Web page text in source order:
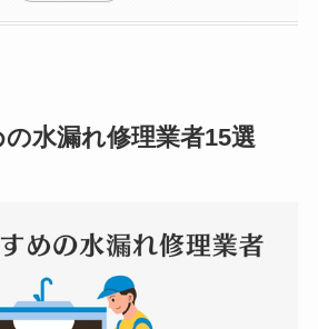
水漏れ修理業者15選